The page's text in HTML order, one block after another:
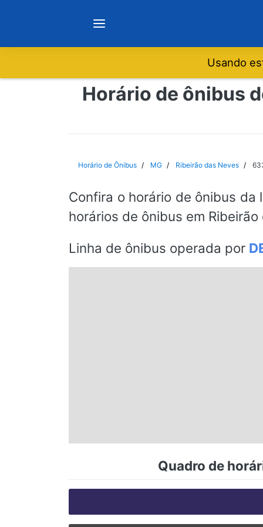
Notícias
São Paulo
Espírito Santo
Usando
Horário de ônibus
Horário de Ônibus MG Ribeirão das Neves
Confira o horário de ônibus da
horários de ônibus em
Linha de ônibus operada por
Quadro de